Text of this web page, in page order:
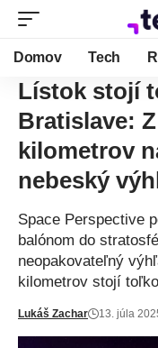
Domov Tech
Lístok stojí
Bratislave:
kilometrov
nebeský
Space Perspective
balónom do
neopakovateľný
kilometrov stojí
Lukáš Zachar 13. júla